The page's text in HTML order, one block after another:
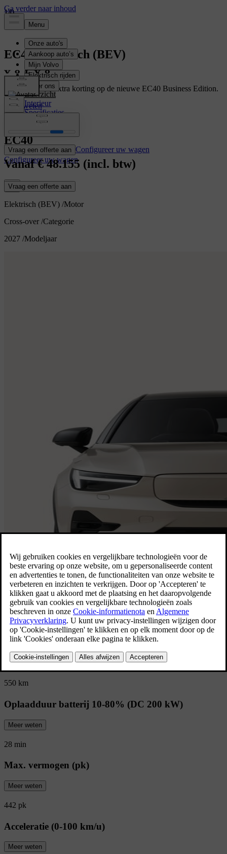
EC40 Elektrisch (BEV)
Overzicht
Interieur
Specificaties
Kenmerken
Vraag een offerte aan Configureer uw wagen
Configureer uw wagen
Geniet van een extra korting op de nieuwe EC40 Business Edition.
Meer weten
EC40
Vanaf€ 48.155 (incl. btw)
Vraag een offerte aan
Elektrisch (BEV) /Motor
Cross-over /Categorie
2027 /Modeljaar
Overzicht van de EC40
Het rijbereik en de
snellaadmogelijkheden die u nodig hebt in
een gedurfd pakket. Kom niet zomaar
aan. Maak een entree.
Elektrische actieradius (Gecombineerd)
Meer weten
550 km
Oplaadduur batterij 10-80% (DC 200 kW)
Meer weten
28 min
Max. vermogen (pk)
Meer weten
442 pk
Acceleratie (0-100 km/u)
Meer weten
1/0
1/0
1/0